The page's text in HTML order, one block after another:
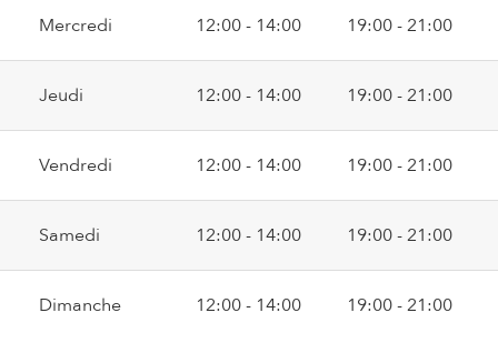
Mercredi 12:00 - 14:00 19:00 - 21:00
Jeudi 12:00 - 14:00 19:00 - 21:00
Vendredi 12:00 - 14:00 19:00 - 21:00
Samedi 12:00 - 14:00 19:00 - 21:00
Dimanche 12:00 - 14:00 19:00 - 21:00